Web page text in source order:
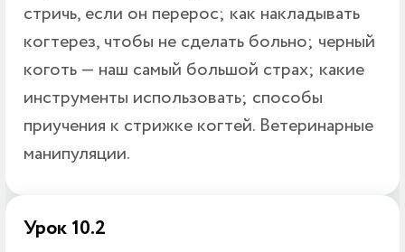
стричь, если он перерос; как накладывать
когтерез, чтобы не сделать больно; черный
коготь — наш самый большой страх; какие
инструменты использовать; способы
приучения к стрижке когтей. Ветеринарные
манипуляции.
Урок 10.2